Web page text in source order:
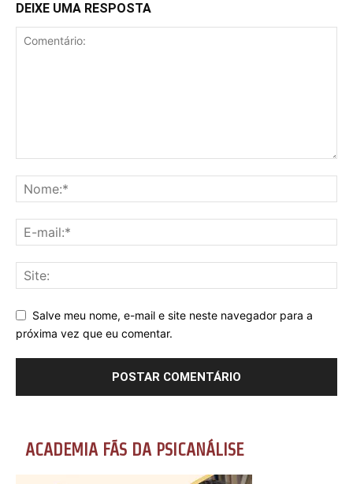
DEIXE UMA RESPOSTA
Salve meu nome, e-mail e site neste navegador para a
próxima vez que eu comentar.
ACADEMIA FÃS DA PSICANÁLISE